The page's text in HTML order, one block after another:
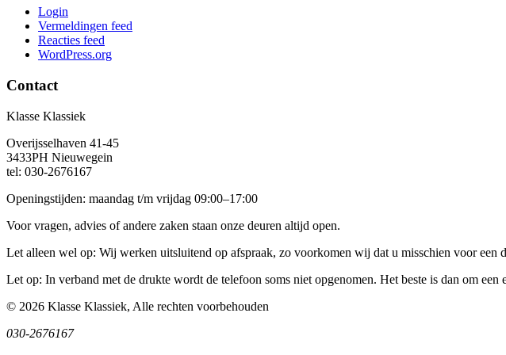
Login
Vermeldingen feed
Reacties feed
WordPress.org
Contact
Klasse Klassiek
Overijsselhaven 41-45
3433PH Nieuwegein
tel: 030-2676167
Openingstijden: maandag t/m vrijdag 09:00–17:00
Voor vragen, advies of andere zaken staan onze deuren altijd open.
Let alleen wel op: Wij werken uitsluitend op afspraak, zo voorkomen wij dat u misschien voor een
Let op: In verband met de drukte wordt de telefoon soms niet opgenomen. Het beste is dan om
© 2026 Klasse Klassiek, Alle rechten voorbehouden
030-2676167